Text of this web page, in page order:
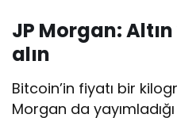
JP Morgan:
alın
Bitcoin’in fiyatı bir
Morgan da